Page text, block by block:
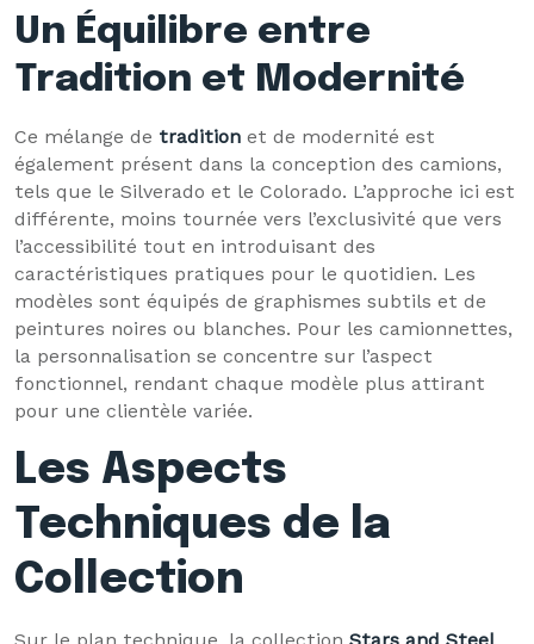
Un Équilibre entre
Tradition et Modernité
Ce mélange de tradition et de modernité est
également présent dans la conception des camions,
tels que le Silverado et le Colorado. L’approche ici est
différente, moins tournée vers l’exclusivité que vers
l’accessibilité tout en introduisant des
caractéristiques pratiques pour le quotidien. Les
modèles sont équipés de graphismes subtils et de
peintures noires ou blanches. Pour les camionnettes,
la personnalisation se concentre sur l’aspect
fonctionnel, rendant chaque modèle plus attirant
pour une clientèle variée.
Les Aspects
Techniques de la
Collection